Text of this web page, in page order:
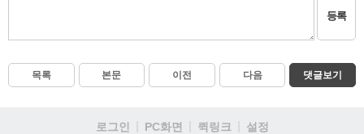
등록
목록 본문 이전 다음 댓글보기
로그인 PC화면 퀵링크
설정